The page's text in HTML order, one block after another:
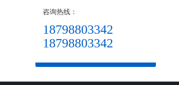
咨询热线：
18798803342
18798803342